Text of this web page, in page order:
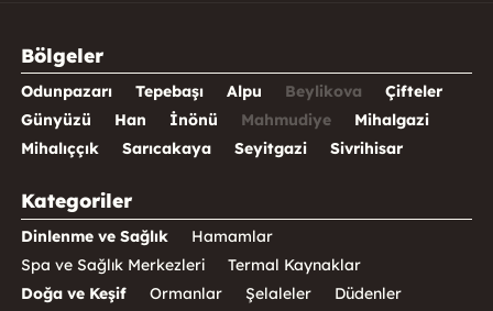
Bölgeler
Odunpazarı Tepebaşı Alpu Beylikova
Çifteler
Günyüzü
Han İnönü Mahmudiye
Mihalgazi
Mihalıççık
Sarıcakaya Seyitgazi Sivrihisar
Kategoriler
Dinlenme ve Sağlık
Hamamlar
Spa ve Sağlık Merkezleri
Termal Kaynaklar
Doğa ve Keşif
Ormanlar Şelaleler
Düdenler